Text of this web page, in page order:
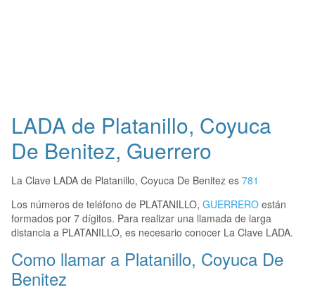
LADA de Platanillo, Coyuca
De Benitez, Guerrero
La Clave LADA de Platanillo, Coyuca De Benitez es 781
Los números de teléfono de PLATANILLO, GUERRERO están
formados por 7 dígitos. Para realizar una llamada de larga
distancia a PLATANILLO, es necesario conocer La Clave LADA.
Como llamar a Platanillo, Coyuca De
Benitez